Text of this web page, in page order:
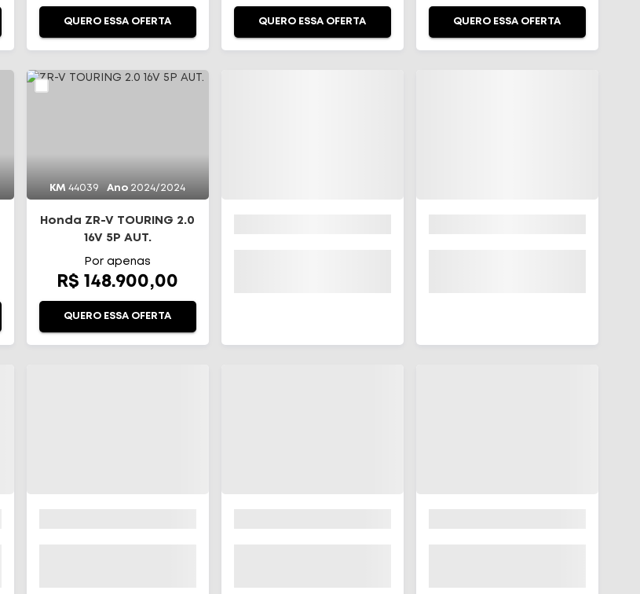
QUERO ESSA OFERTA QUERO ESSA OFERTA QUERO ESSA OFERTA
KM 44039 Ano 2024/2024
Honda ZR-V TOURING 2.0
16V 5P AUT.
Por apenas
R$ 148.900,00
QUERO ESSA OFERTA